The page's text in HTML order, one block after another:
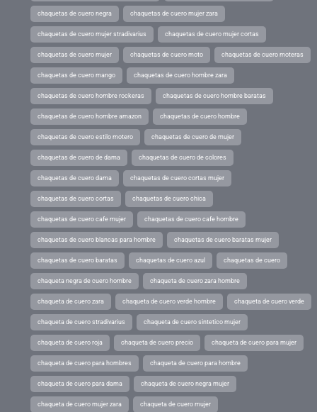
chaquetas de cuero negra chaquetas de cuero mujer zara
chaquetas de cuero mujer stradivarius chaquetas de cuero mujer cortas
chaquetas de cuero mujer chaquetas de cuero moto chaquetas de cuero moteras
chaquetas de cuero mango chaquetas de cuero hombre zara
chaquetas de cuero hombre rockeras chaquetas de cuero hombre baratas
chaquetas de cuero hombre amazon chaquetas de cuero hombre
chaquetas de cuero estilo motero chaquetas de cuero de mujer
chaquetas de cuero de dama chaquetas de cuero de colores
chaquetas de cuero dama chaquetas de cuero cortas mujer
chaquetas de cuero cortas chaquetas de cuero chica
chaquetas de cuero cafe mujer chaquetas de cuero cafe hombre
chaquetas de cuero blancas para hombre chaquetas de cuero baratas mujer
chaquetas de cuero baratas chaquetas de cuero azul chaquetas de cuero
chaqueta negra de cuero hombre chaqueta de cuero zara hombre
chaqueta de cuero zara chaqueta de cuero verde hombre chaqueta de cuero verde
chaqueta de cuero stradivarius chaqueta de cuero sintetico mujer
chaqueta de cuero roja chaqueta de cuero precio chaqueta de cuero para mujer
chaqueta de cuero para hombres chaqueta de cuero para hombre
chaqueta de cuero para dama chaqueta de cuero negra mujer
chaqueta de cuero mujer zara chaqueta de cuero mujer